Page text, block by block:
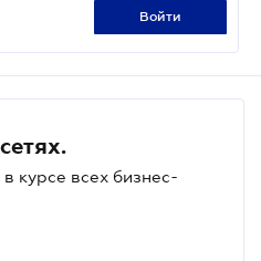
войти
курсе всех бизнес-